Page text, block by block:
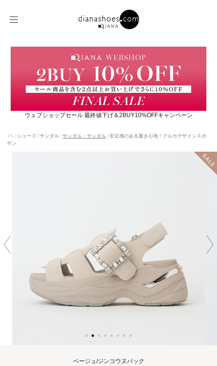
ウェブショップセール 最終値下げ＆2BUY10%OFFキャンペーン
シューズ サンダル サンダル：サンダル
安定感のある履き心地！グルカデザインスポ
サン
ベージュ/ジンコウヌバック